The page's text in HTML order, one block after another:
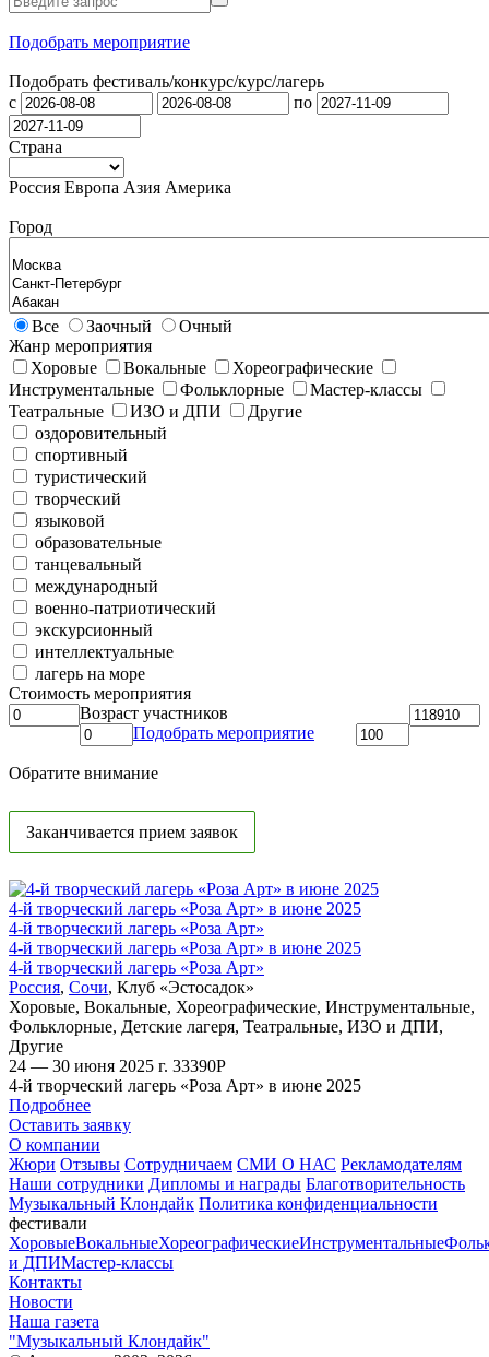
Подобрать мероприятие
Подобрать фестиваль/конкурс/курс/лагерь
с
по
Страна
Россия Европа Азия Америка
Город
Все Заочный
Очный
Жанр мероприятия
Хоровые
Вокальные
Хореографические
Инструментальные
Фольклорные
Мастер-классы
Театральные
ИЗО и ДПИ
Другие
оздоровительный
спортивный
туристический
творческий
языковой
образовательные
танцевальный
международный
военно-патриотический
экскурсионный
интеллектуальные
лагерь на море
Стоимость мероприятия
Возраст участников
Подобрать мероприятие
Обратите внимание
Заканчивается прием заявок
4-й творческий лагерь «Роза Арт» в июне 2025
4-й творческий лагерь «Роза Арт»
4-й творческий лагерь «Роза Арт» в июне 2025
4-й творческий лагерь «Роза Арт»
Россия, Сочи, Клуб «Эстосадок»
Хоровые, Вокальные, Хореографические, Инструментальные,
Фольклорные, Детские лагеря, Театральные, ИЗО и ДПИ,
Другие
24 — 30 июня 2025 г. 33390Р
4-й творческий лагерь «Роза Арт» в июне 2025
Подробнее
Оставить заявку
О компании
Жюри Отзывы Сотрудничаем СМИ О НАС Рекламодателям
Наши сотрудники Дипломы и награды Благотворительность
Музыкальный Клондайк Политика конфиденциальности
фестивали
ХоровыеВокальныеХореографическиеИнструментальные
и ДПИМастер-классы
Контакты
Новости
Наша газета
"Музыкальный Клондайк"